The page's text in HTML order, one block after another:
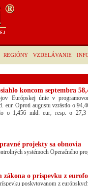
REGIÓNY VZDELÁVANIE
koncom septembra
Európskej únie v
eur. Oproti augustu vzrástlo o
o 1,456 mld. eur, resp. o
projekty sa obnovia
systémoch Operačného
zákona o príspevku z
poskytovanom z